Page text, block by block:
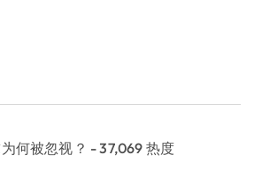
何被忽视？ - 37,069 热度